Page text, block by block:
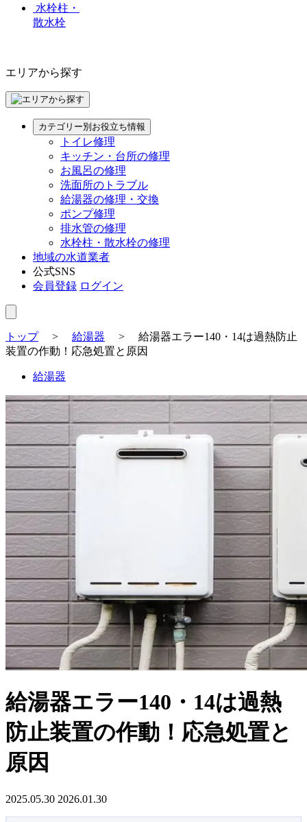
水栓柱・
散水栓
エリアから探す
カテゴリー別お役立ち情報
トイレ修理
キッチン・台所の修理
お風呂の修理
洗面所のトラブル
給湯器の修理・交換
ポンプ修理
排水管の修理
水栓柱・散水栓の修理
地域の水道業者
公式SNS
会員登録 ログイン
トップ> 給湯器 > 給湯器エラー140・14は過熱防止
装置の作動！応急処置と原因
給湯器
給湯器エラー140・14は過熱
防止装置の作動！応急処置と
原因
2025.05.30 2026.01.30